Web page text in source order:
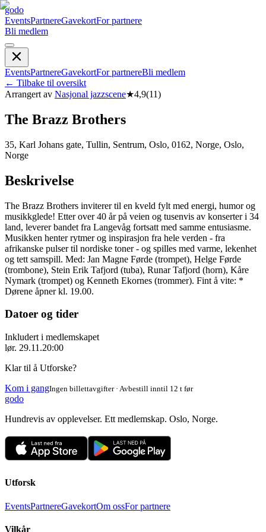
godo
EventsPartnereGavekortFor partnere
Bli medlem
EventsPartnereGavekortFor partnereBli medlem
← Tilbake til oversikt
Arrangert av Nasjonal jazzscene★4,9(11)
The Brazz Brothers
35, Karl Johans gate, Tullin, Sentrum, Oslo, 0162, Norge, Oslo,
Norge
Beskrivelse
The Brazz Brothers inviterer til en kveld fylt med energi, humor og
musikkglede! Etter over 40 år på veien og tusenvis av konserter i 34
land, leverer bandet fra Langevåg fortsatt med samme entusiasme.
Musikken henter rytmer og inspirasjon fra hele verden - fra
afrikanske pulser til nordiske toner - og spilles med varme, lekenhet
og tett samspill. Med: Jan Magne Førde (trompet), Helge Førde
(trombone), Stein Erik Tafjord (tuba), Runar Tafjord (horn), Kåre
Nymark (trompet) og Kenneth Ekornes (trommer). Fint å vite: *
Dørene åpner kl. 19.00.
Datoer og tider
Inkludert i medlemskapet
lør. 29.11.20:00
Klar til å Utforske?
Kom i gangIngen billettavgifter · Avbestill inntil 12 t før
godo
Hundrevis av opplevelser. Ett medlemskap. Oslo, Norge.
Utforsk
EventsPartnereGavekortOm ossFor partnere
Vilkår